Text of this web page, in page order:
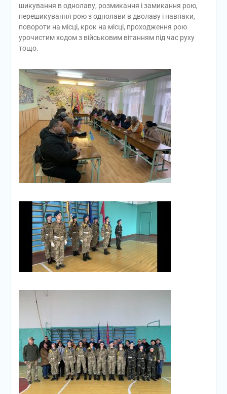
шикування в однолаву, розмикання і замикання рою,
перешикування рою з однолави в дволаву і навпаки,
повороти на місці, крок на місці, проходження рою
урочистим ходом з військовим вітанням під час руху
тощо.